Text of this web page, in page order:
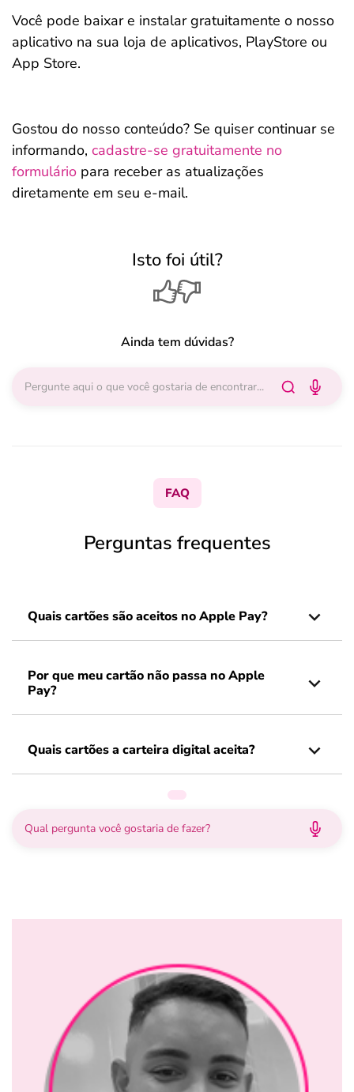
Você pode baixar e instalar gratuitamente o nosso
aplicativo na sua loja de aplicativos, PlayStore ou
App Store.
Gostou do nosso conteúdo? Se quiser continuar se
informando, cadastre-se gratuitamente no
formulário para receber as atualizações
diretamente em seu e-mail.
Isto foi útil?
Ainda tem dúvidas?
FAQ
Perguntas frequentes
Quais cartões são aceitos no Apple Pay?
Por que meu cartão não passa no Apple
Pay?
Quais cartões a carteira digital aceita?